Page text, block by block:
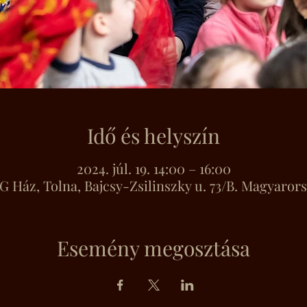
Idő és helyszín
2024. júl. 19. 14:00 – 16:00
Ház, Tolna, Bajcsy-Zsilinszky u. 73/B.
Esemény megosztása